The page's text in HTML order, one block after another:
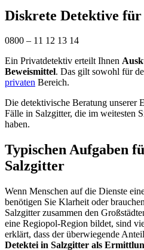
Diskrete Detektive
0800 – 11 12 13 14
Ein Privatdetektiv erteilt Ihnen
Beweismittel. Das gilt sowohl für
privaten Bereich.
Die detektivische Beratung unserer
Fälle in Salzgitter, die im weitesten
haben.
Typischen Aufgaben
Salzgitter
Wenn Menschen auf die Dienste
benötigen Sie Klarheit oder
Salzgitter zusammen den
eine Regiopol-Region bildet, sind
erklärt, dass der überwiegende
Detektei in Salzgitter als